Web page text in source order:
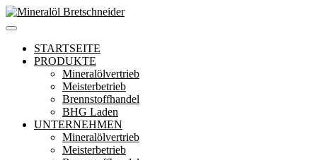
Zum
Inhalt
STARTSEITE
PRODUKTE
Mineralölvertrieb
Meisterbetrieb
Brennstoffhandel
BHG Laden
UNTERNEHMEN
Mineralölvertrieb
Meisterbetrieb